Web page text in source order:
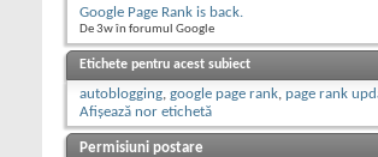
Google Page Rank is back.
De 3w în forumul Google
Etichete pentru acest subiect
autoblogging, google page rank, page rank
Afișează nor etichetă
Permisiuni postare